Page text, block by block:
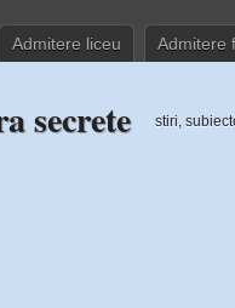
Admitere liceu Admitere
secrete stiri,